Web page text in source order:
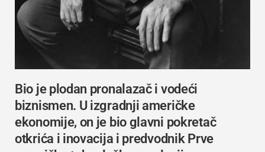
Bio je plodan pronalazač i vodeći
biznismen. U izgradnji američke
ekonomije, on je bio glavni pokretač
otkrića i inovacija i predvodnik Prve